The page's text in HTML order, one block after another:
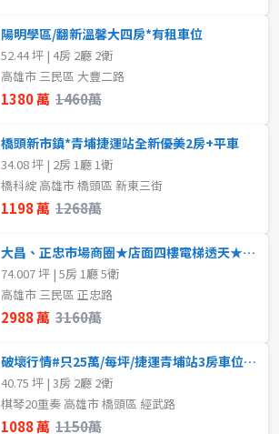
陽明學區/翻新溫馨大四房*有租車位
52.44 坪 | 4房 2廳 2衛
高雄市 三民區 大豐二路
1380 萬 1460萬
橋頭新市鎮*青埔捷運站全新優美2房+平車
34.08 坪 | 2房 1廳 1衛
橋科綻 高雄市 橋頭區 新東三街
1198 萬 1268萬
大昌、正忠市場商圈★店面四樓電梯透天★前後路
74.007 坪 | 5房 1廳 5衛
高雄市 三民區 正忠路
2988 萬 3160萬
破壞行情#只25萬/每坪/捷運青埔站3房車位六年屋
40.75 坪 | 3房 2廳 2衛
棋琴20重奏 高雄市 橋頭區 經武路
1088 萬 1150萬